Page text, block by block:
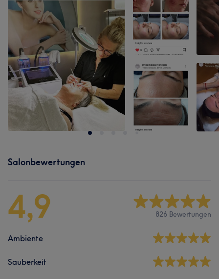
Salonbewertungen
4,9 826 Bewertungen
Ambiente
Sauberkeit